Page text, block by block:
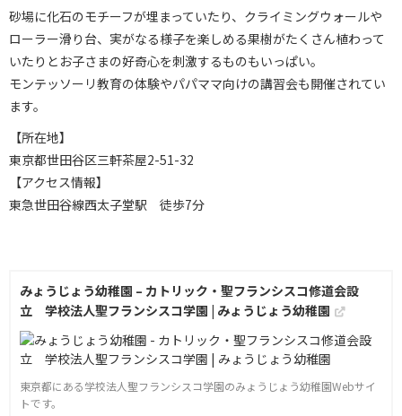
砂場に化石のモチーフが埋まっていたり、クライミングウォールや
ローラー滑り台、実がなる様子を楽しめる果樹がたくさん植わって
いたりとお子さまの好奇心を刺激するものもいっぱい。
モンテッソーリ教育の体験やパパママ向けの講習会も開催されてい
ます。
【所在地】
東京都世田谷区三軒茶屋2-51-32
【アクセス情報】
東急世田谷線西太子堂駅 徒歩7分
みょうじょう幼稚園 – カトリック・聖フランシスコ修道会設
立 学校法人聖フランシスコ学園 | みょうじょう幼稚園
東京都にある学校法人聖フランシスコ学園のみょうじょう幼稚園Webサイ
トです。